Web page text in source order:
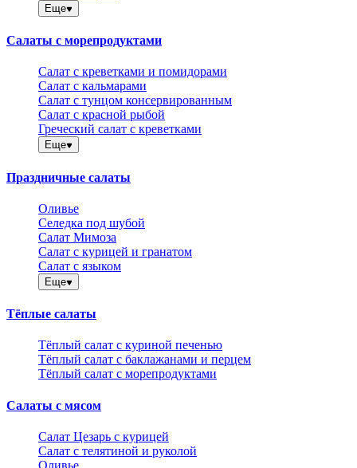
Еще
Салаты с морепродуктами
Салат с креветками и помидорами
Салат с кальмарами
Салат с тунцом консервированным
Салат с красной рыбой
Греческий салат с креветками
Еще
Праздничные салаты
Оливье
Селедка под шубой
Салат Мимоза
Салат с курицей и гранатом
Салат с языком
Еще
Тёплые салаты
Тёплый салат с куриной печенью
Тёплый салат с баклажанами и перцем
Тёплый салат с морепродуктами
Салаты с мясом
Салат Цезарь с курицей
Салат с телятиной и руколой
Оливье